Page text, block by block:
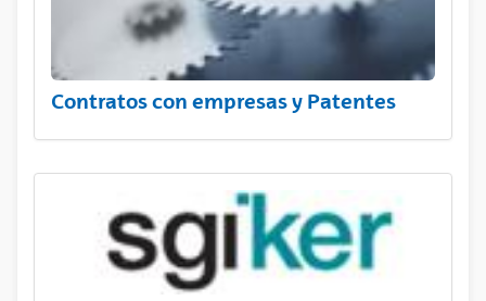
Contratos con empresas y Patentes